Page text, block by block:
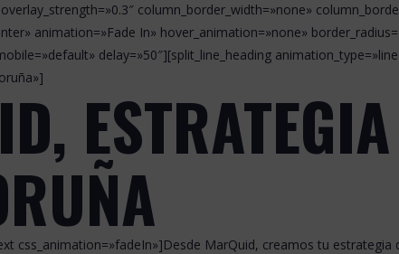
column_border_width=»none»
animation=»Fade In» hover_animation=»none»
delay=»50″][split_line_heading
css_animation=»fadeIn»]Desde MarQuid, creamos tu